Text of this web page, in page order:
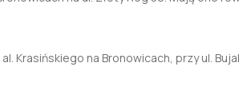
Krasińskiego na Bronowicach, przy ul.